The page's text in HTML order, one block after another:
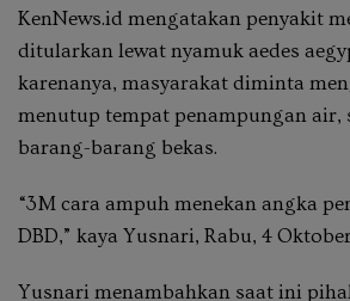
KenNews.id mengatakan penyakit
ditularkan lewat nyamuk aedes
karenanya, masyarakat diminta
menutup tempat penampungan air,
barang-barang bekas.
“3M cara ampuh menekan angka
DBD,” kaya Yusnari, Rabu, 4
Yusnari menambahkan saat ini